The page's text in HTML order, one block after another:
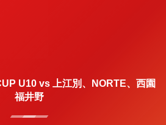
U10 vs 上江別、NORTE、西園
福井野